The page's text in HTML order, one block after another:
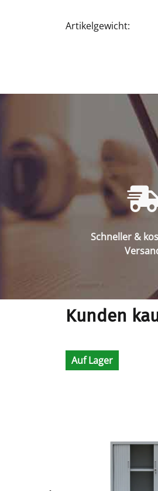
Produkteigenschaft
Wert
Artikelgewicht:
Schneller &
Kunden
Auf Lager